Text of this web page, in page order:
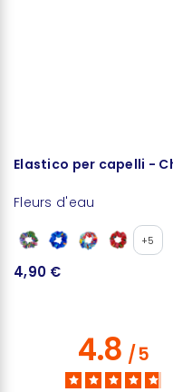
Elastico per capelli -
Fleurs d'eau
+5
4,90 €
4.8/5